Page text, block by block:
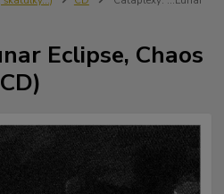
Eclipse, Chaos